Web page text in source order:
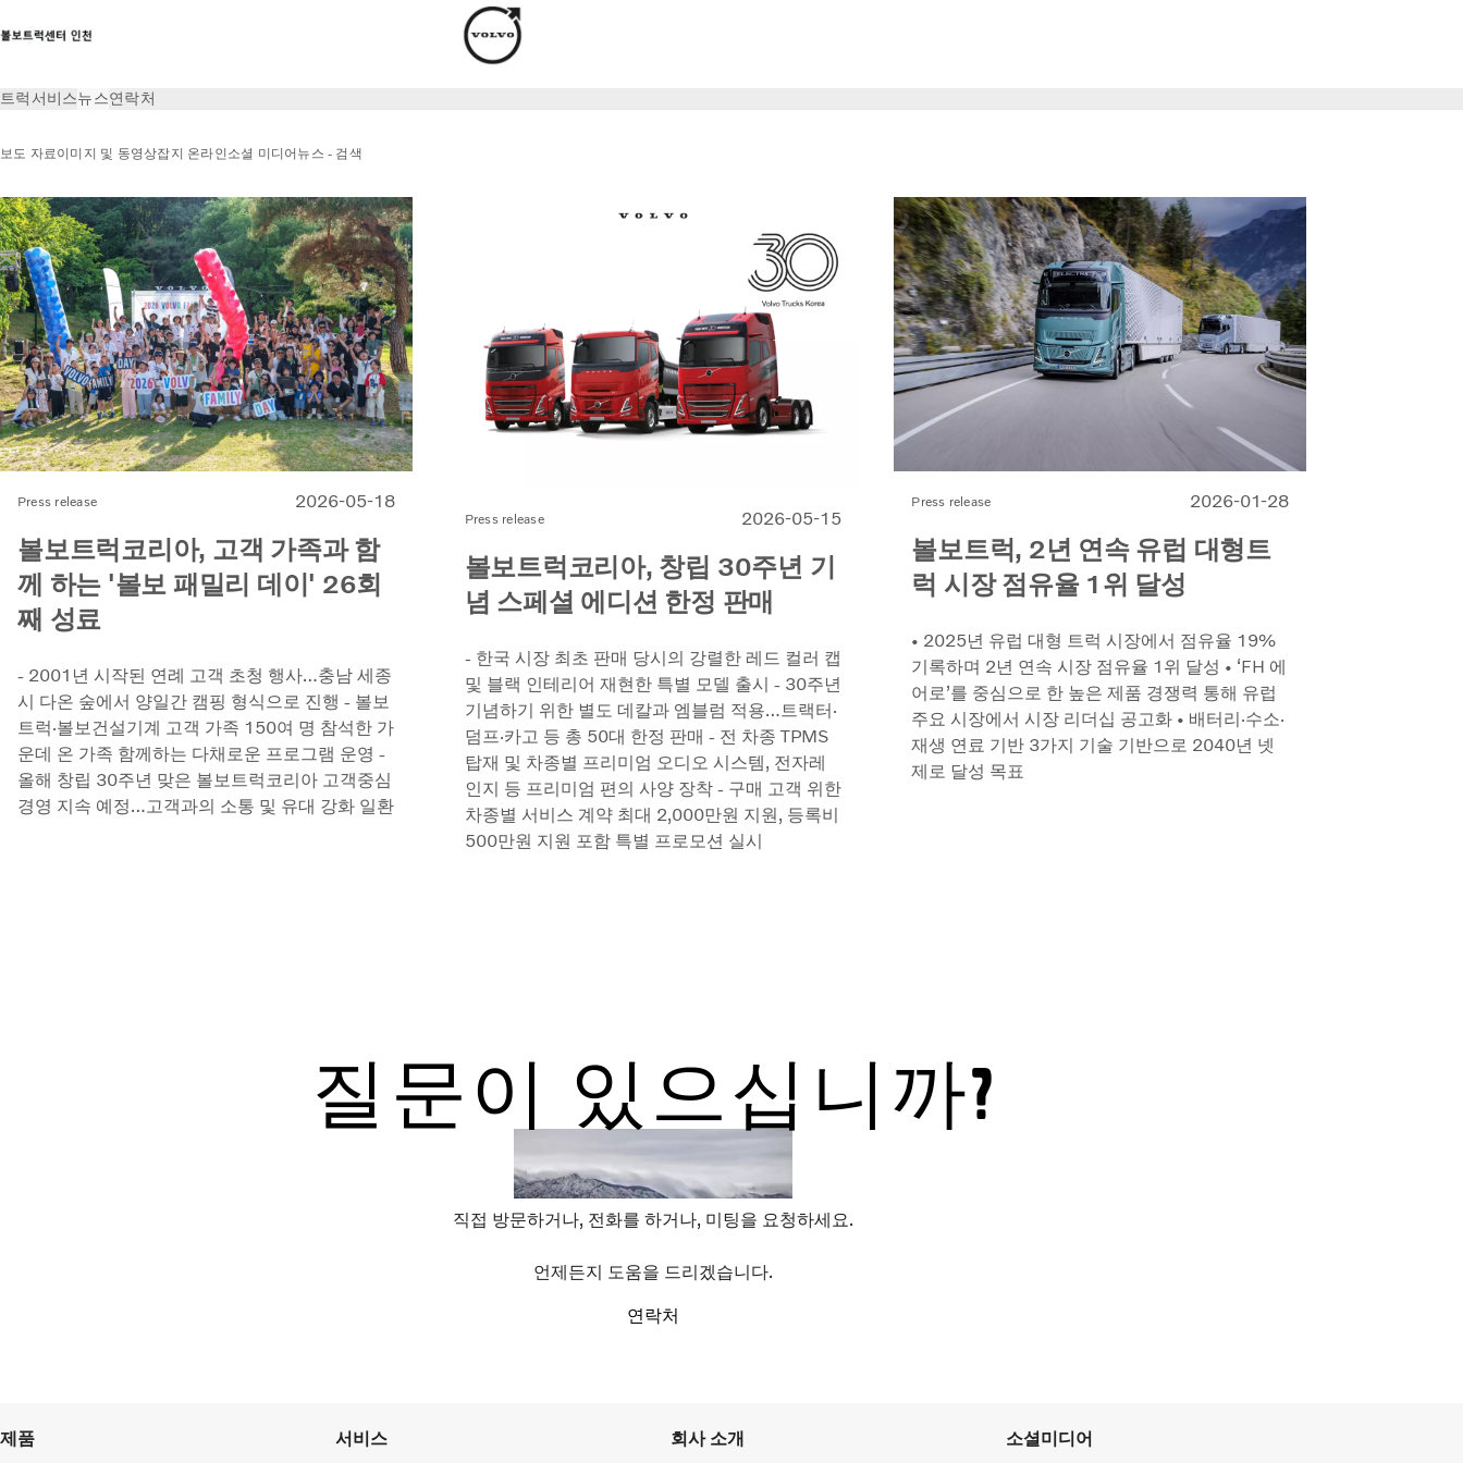
트럭서비스뉴스연락처
보도 자료이미지 및 동영상잡지 온라인 소셜 미디어 뉴스 - 검색
Press release 2026-05-18
볼보트럭코리아, 고객 가족과 함
께 하는 '볼보 패밀리 데이' 26회
째 성료
- 2001년 시작된 연례 고객 초청 행사…충남 세종
시 다온 숲에서 양일간 캠핑 형식으로 진행 - 볼보
트럭·볼보건설기계 고객 가족 150여 명 참석한 가
운데 온 가족 함께하는 다채로운 프로그램 운영 -
올해 창립 30주년 맞은 볼보트럭코리아 고객중심
경영 지속 예정…고객과의 소통 및 유대 강화 일환
Press release 2026-05-15
볼보트럭코리아, 창립 30주년 기
념 스페셜 에디션 한정 판매
- 한국 시장 최초 판매 당시의 강렬한 레드 컬러 캡
및 블랙 인테리어 재현한 특별 모델 출시 - 30주년
기념하기 위한 별도 데칼과 엠블럼 적용…트랙터·
덤프·카고 등 총 50대 한정 판매 - 전 차종 TPMS
탑재 및 차종별 프리미엄 오디오 시스템, 전자레
인지 등 프리미엄 편의 사양 장착 - 구매 고객 위한
차종별 서비스 계약 최대 2,000만원 지원, 등록비
500만원 지원 포함 특별 프로모션 실시
Press release 2026-01-28
볼보트럭, 2년 연속 유럽 대형트
럭 시장 점유율 1위 달성
• 2025년 유럽 대형 트럭 시장에서 점유율 19%
기록하며 2년 연속 시장 점유율 1위 달성 • ‘FH 에
어로’를 중심으로 한 높은 제품 경쟁력 통해 유럽
주요 시장에서 시장 리더십 공고화 • 배터리·수소·
재생 연료 기반 3가지 기술 기반으로 2040년 넷
제로 달성 목표
질문이 있으십니까?
직접 방문하거나, 전화를 하거나, 미팅을 요청하세요.
언제든지 도움을 드리겠습니다.
연락처
제품 서비스 회사 소개 소셜미디어